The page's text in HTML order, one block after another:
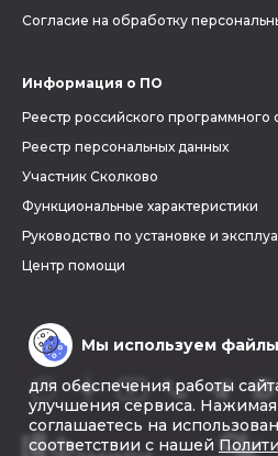
Согласие на обработку
Информация о ПО
Реестр российского программного
Реестр персональных данных
Участник Сколково
Функциональные характеристики
Руководство по установке и
Центр помощи
Мы используем
для обеспечения работы
улучшения сервиса.
соглашаетесь на
соответствии с нашей